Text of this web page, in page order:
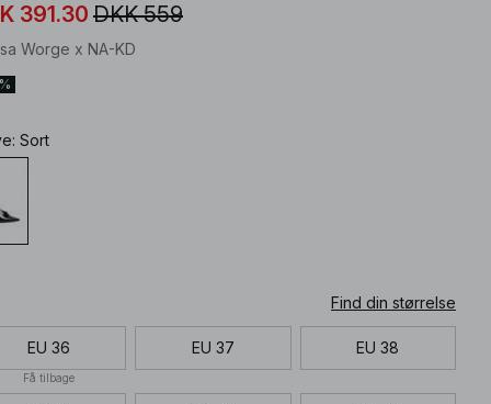
391.30 DKK 559
Worge x NA-KD
: Sort
Find din størrelse
EU 36
Få tilbage
EU 37 EU 38